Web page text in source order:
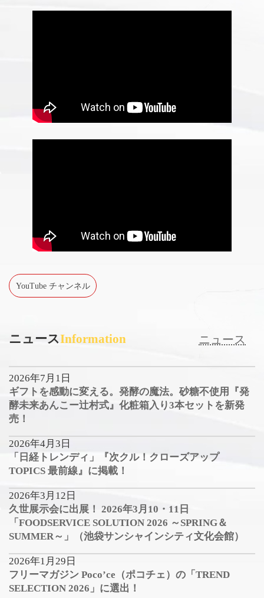
YouTube チャンネル
ニュースInformation ニュース
2026年7月1日
ギフトを感動に変える。発酵の魔法。砂糖不使用『発
酵未来あんこー辻村式』化粧箱入り3本セットを新発
売！
2026年4月3日
「日経トレンディ」『次クル！クローズアップ
TOPICS 最前線』に掲載！
2026年3月12日
久世展示会に出展！ 2026年3月10・11日
「FOODSERVICE SOLUTION 2026 ～SPRING＆
SUMMER～」（池袋サンシャインシティ文化会館）
2026年1月29日
フリーマガジン Poco’ce（ポコチェ）の「TREND
SELECTION 2026」に選出！